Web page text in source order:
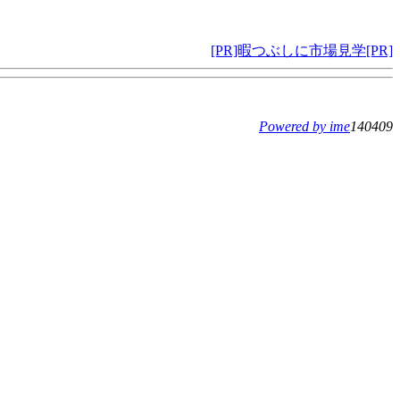
[PR]暇つぶしに市場見学[PR]
Powered by ime140409